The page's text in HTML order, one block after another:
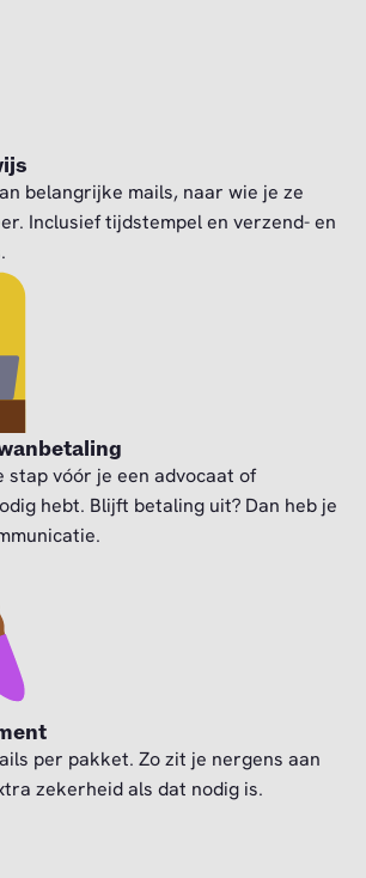
belangrijke mails, naar wie je ze
Inclusief tijdstempel en verzend- en
stap vóór je een advocaat of
hebt. Blijft betaling uit? Dan heb je
per pakket. Zo zit je nergens aan
zekerheid als dat nodig is.